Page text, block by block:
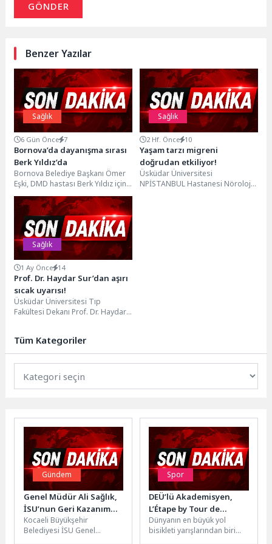
GÖNDER
Benzer Yazılar
Sağlık
6 Gün Önce 7
Bornova’da dayanışma sırası
Berk Yıldız’da
Bornova Belediye Başkanı Ömer
Eşki, DMD hastası Berk Yıldız için
salı akşamı (Bugün) düzenlenecek
yardım...
Sağlık
2 Hf. Önce 10
Yaşam tarzı migreni
doğrudan etkiliyor!
Üsküdar Üniversitesi
NPİSTANBUL Hastanesi Nöroloji
Sağlık
1 Ay Önce 14
Prof. Dr. Haydar Sur’dan aşırı
sıcak uyarısı!
Üsküdar Üniversitesi Tıp
Fakültesi Dekanı Prof. Dr. Haydar
Tüm Kategoriler
Gündem
Genel Müdür Ali Sağlık,
İSU’nun Geri Kazanım
Suyu Başarısını
Uluslararası Forumda
Kocaeli Büyükşehir
Belediyesi İSU Genel
Spor
DEÜ’lü Akademisyen,
L’Étape by Tour de
France Türkiye Etabı’nda
İkincilik Kürsüsüne Çıktı
Dünyanın en büyük yol
bisikleti yarışlarından biri